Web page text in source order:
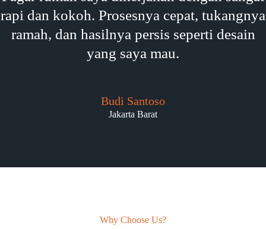
rapi dan kokoh. Prosesnya cepat, tukangnya
ramah, dan hasilnya persis seperti desain
yang saya mau.
Budi Santoso
Jakarta Barat
Why Choose Us?